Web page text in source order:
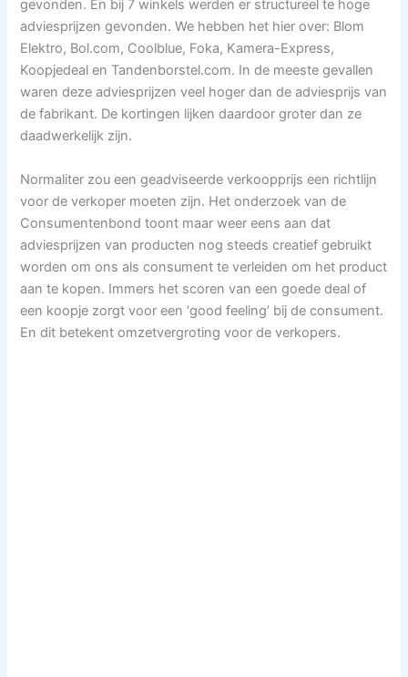
gevonden. En bij 7 winkels werden er structureel te hoge
adviesprijzen gevonden. We hebben het hier over: Blom
Elektro, Bol.com, Coolblue, Foka, Kamera-Express,
Koopjedeal en Tandenborstel.com. In de meeste gevallen
waren deze adviesprijzen veel hoger dan de adviesprijs van
de fabrikant. De kortingen lijken daardoor groter dan ze
daadwerkelijk zijn.
Normaliter zou een geadviseerde verkoopprijs een richtlijn
voor de verkoper moeten zijn. Het onderzoek van de
Consumentenbond toont maar weer eens aan dat
adviesprijzen van producten nog steeds creatief gebruikt
worden om ons als consument te verleiden om het product
aan te kopen. Immers het scoren van een goede deal of
een koopje zorgt voor een ‘good feeling’ bij de consument.
En dit betekent omzetvergroting voor de verkopers.